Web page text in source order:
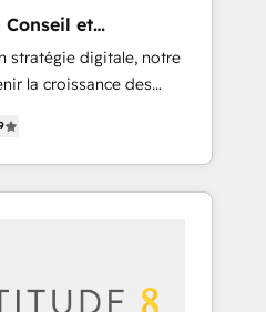
auprès de plus de
rapidement
parfaitement
Pour toute
besoin de
projet HubSpot,
Conseil et
stratégie digitale, notre
la croissance des
l’acquisition de
CRM et le
auprès de vos
Nos 3